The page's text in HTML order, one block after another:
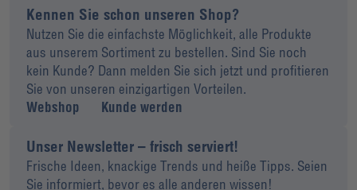
Kennen Sie schon unseren Shop?
Nutzen Sie die einfachste Möglichkeit, alle Produkte
aus unserem Sortiment zu bestellen. Sind Sie noch
kein Kunde? Dann melden Sie sich jetzt und profitieren
Sie von unseren einzigartigen Vorteilen.
Webshop
Kunde werden
Unser Newsletter – frisch serviert!
Frische Ideen, knackige Trends und heiße Tipps. Seien
Sie informiert, bevor es alle anderen wissen!